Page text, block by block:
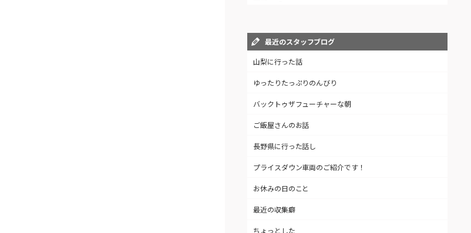
最近のスタッフブログ
山梨に行った話
ゆったりたっぷりのんびり
バックトゥザフューチャーな朝
ご飯屋さんのお話
長野県に行った話し
プライスダウン車両のご紹介です！
お休みの日のこと
最近の収集癖
ちょっとした